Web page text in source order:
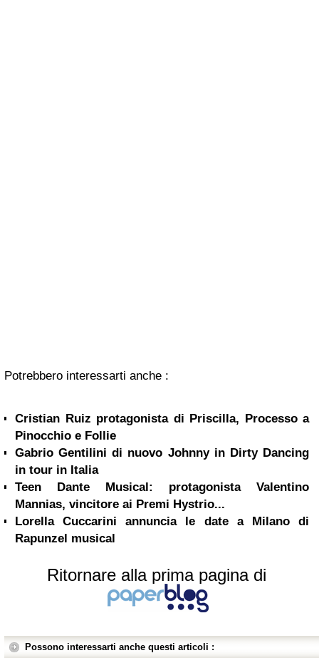
Potrebbero interessarti anche :
Cristian Ruiz protagonista di Priscilla, Processo a
Pinocchio e Follie
Gabrio Gentilini di nuovo Johnny in Dirty Dancing
in tour in Italia
Teen Dante Musical: protagonista Valentino
Mannias, vincitore ai Premi Hystrio...
Lorella Cuccarini annuncia le date a Milano di
Rapunzel musical
Ritornare alla prima pagina di
Possono interessarti anche questi articoli :